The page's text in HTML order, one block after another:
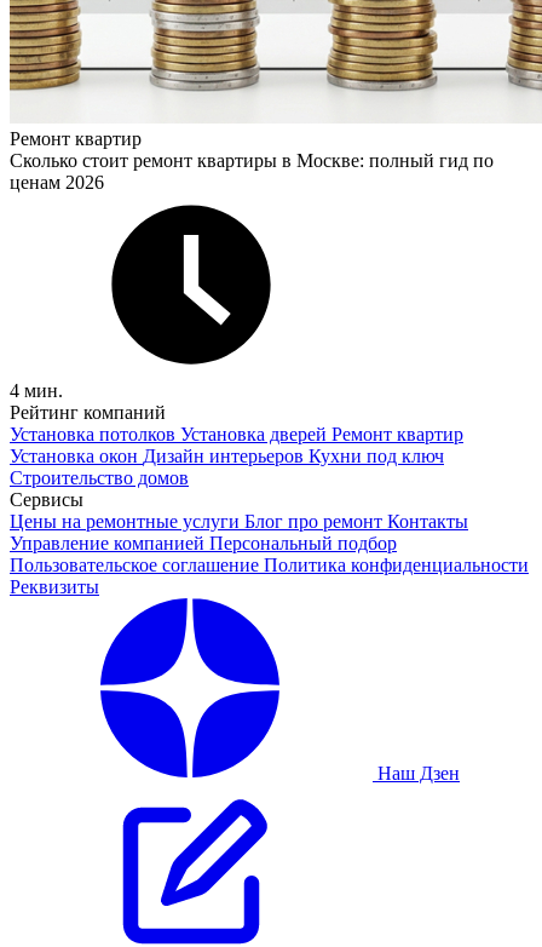
Ремонт квартир
Сколько стоит ремонт квартиры в Москве: полный гид по
ценам 2026
4 мин.
Рейтинг компаний
Установка потолков Установка дверей Ремонт квартир
Установка окон Дизайн интерьеров Кухни под ключ
Строительство домов
Сервисы
Цены на ремонтные услуги Блог про ремонт Контакты
Управление компанией Персональный подбор
Пользовательское соглашение Политика конфиденциальности
Реквизиты
Наш Дзен